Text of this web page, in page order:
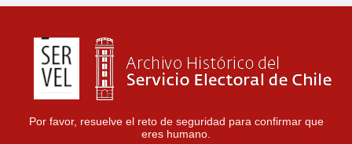
Por favor, resuelve el reto de seguridad para confirmar que
eres humano.